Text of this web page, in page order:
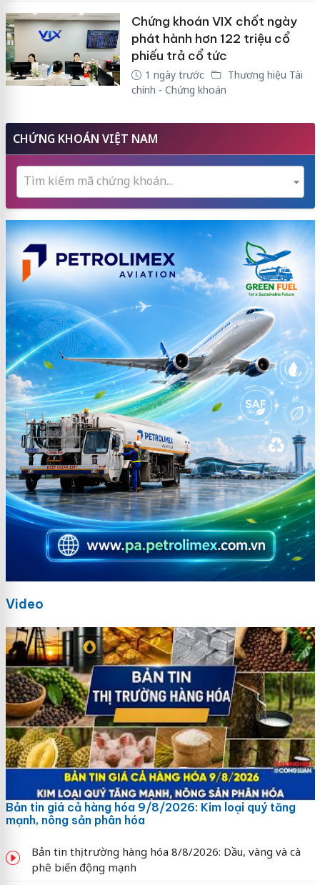
Chứng khoán VIX chốt ngày
phát hành hơn 122 triệu cổ
phiếu trả cổ tức
1 ngày trước
Thương hiệu Tài
chính - Chứng khoán
CHỨNG KHOÁN VIỆT NAM
Tìm kiếm mã chứng khoán...
Video
Bản tin giá cả hàng hóa 9/8/2026: Kim loại quý tăng
mạnh, nông sản phân hóa
Bản tin thị trường hàng hóa 8/8/2026: Dầu, vàng và cà
phê biến động mạnh